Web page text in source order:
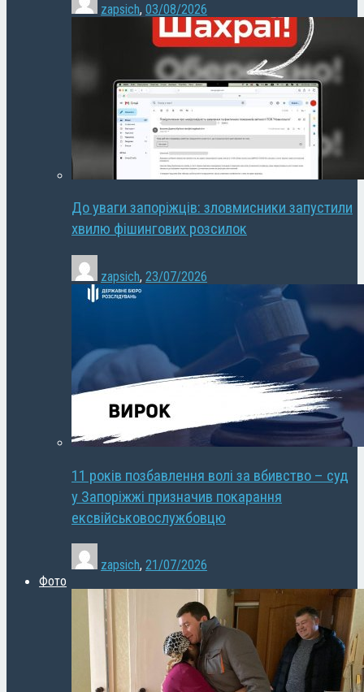
zapsich, 03/08/2026
До уваги запоріжців: зловмисники запустили
хвилю фішингових розсилок
zapsich, 23/07/2026
11 років позбавлення волі за вбивство – суд
у Запоріжжі призначив покарання
ексвійськовослужбовцю
zapsich, 21/07/2026
Фото